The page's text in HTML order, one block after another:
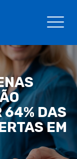
64% DAS
EM